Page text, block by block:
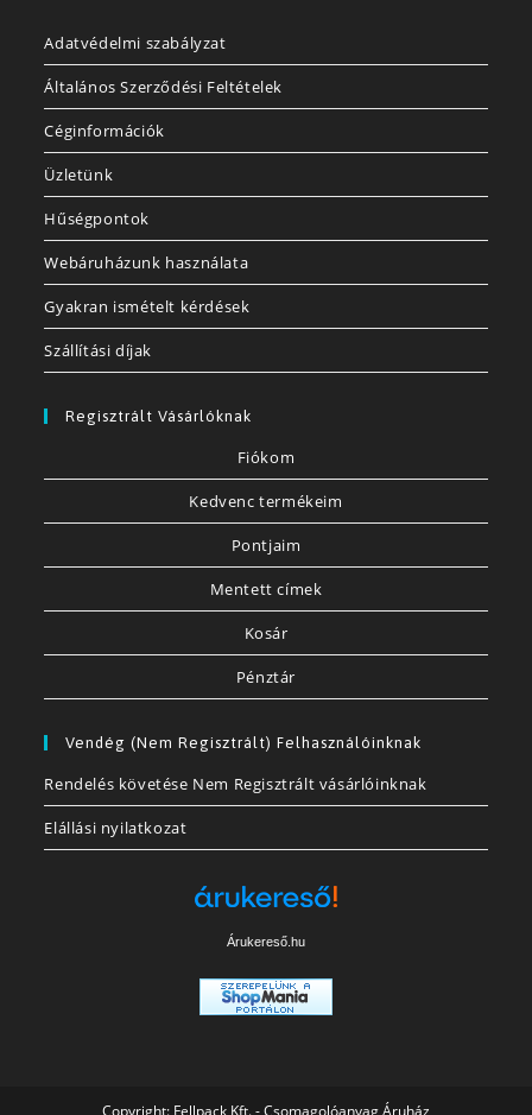
Adatvédelmi szabályzat
Általános Szerződési Feltételek
Céginformációk
Üzletünk
Hűségpontok
Webáruházunk használata
Gyakran ismételt kérdések
Szállítási díjak
Regisztrált Vásárlóknak
Fiókom
Kedvenc termékeim
Pontjaim
Mentett címek
Kosár
Pénztár
Vendég (nem Regisztrált) Felhasználóinknak
Rendelés követése Nem Regisztrált vásárlóinknak
Elállási nyilatkozat
Árukereső.hu
Copyright: Fellpack Kft. - Csomagolóanyag Áruház